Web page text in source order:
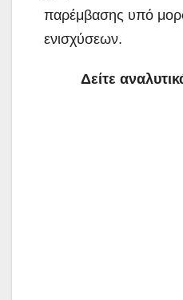
παρέμβασης υπό
ενισχύσεων.
Δείτε